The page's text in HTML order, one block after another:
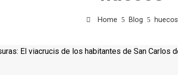
Home Blog huecos